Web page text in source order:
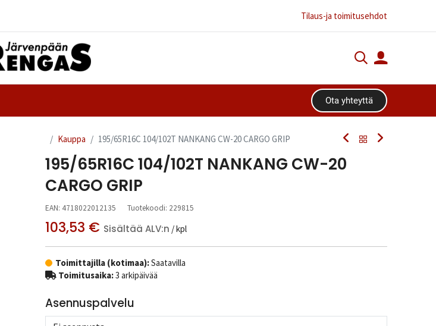
Tilaus-ja toimitusehdot
Ota yhteyttä​​​​
Kauppa 195/65R16C 104/102T NANKANG CW-20 CARGO GRIP
195/65R16C 104/102T NANKANG CW-20
CARGO GRIP
EAN: 4718022012135 Tuotekoodi: 229815
103,53 € Sisältää ALV:n / kpl
Toimittajilla (kotimaa):Saatavilla
Toimitusaika:3 arkipäivää
Asennuspalvelu